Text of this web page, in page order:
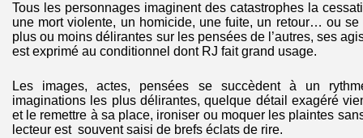
Tous les personnages imaginent des catastrophes la
une mort violente, un homicide, une fuite, un retour… ou se
plus ou moins délirantes sur les pensées de l’autres, ses
est exprimé au conditionnel dont RJ fait grand usage.
Les images, actes, pensées se succèdent à un
imaginations les plus délirantes, quelque détail exagéré
et le remettre à sa place, ironiser ou moquer les plaintes
lecteur est souvent saisi de brefs éclats de rire.